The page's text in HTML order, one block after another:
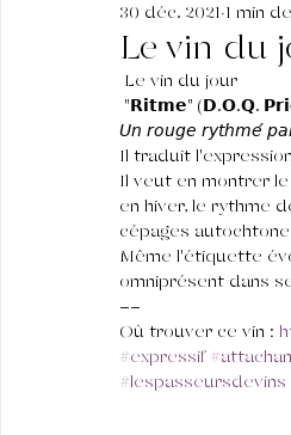
Le vin du
30 déc. 2021 1 min
Le vin du jour
"𝗥𝗶𝘁𝗺𝗲" (𝗗.𝗢.𝗤.
𝘜𝘯 𝘳𝘰𝘶𝘨𝘦 𝘳𝘺𝘵𝘩𝘮𝘦́ 𝘱𝘢𝘳
Il traduit
Il veut en montrer
en hiver, le rythme
cépages
Même l'étiquette
omniprésent dans
--
Où trouver ce vin :
#expressif
#lespasseursdevins